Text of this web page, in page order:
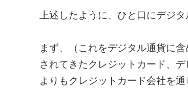
上述したように、ひと口にデジ
まず、（これをデジタル通貨に
されてきたクレジットカード、
よりもクレジットカード会社を